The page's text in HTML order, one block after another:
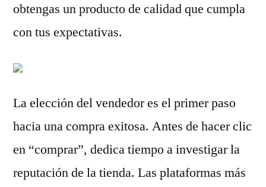
obtengas un producto de calidad que cumpla
con tus expectativas.
La elección del vendedor es el primer paso
hacia una compra exitosa. Antes de hacer clic
en “comprar”, dedica tiempo a investigar la
reputación de la tienda. Las plataformas más